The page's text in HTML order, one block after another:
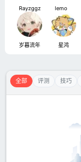
Rayzggz lemoㅤ
岁暮流年 星鸿
全部 评测 技巧